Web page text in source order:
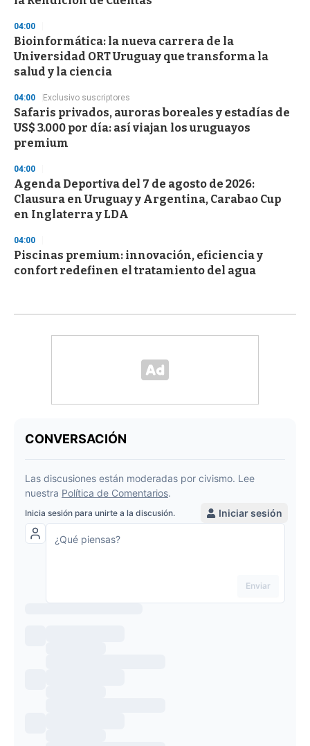
04:00
Bioinformática: la nueva carrera de la
Universidad ORT Uruguay que transforma la
salud y la ciencia
04:00 Exclusivo suscriptores
Safaris privados, auroras boreales y estadías de
US$ 3.000 por día: así viajan los uruguayos
premium
04:00
Agenda Deportiva del 7 de agosto de 2026:
Clausura en Uruguay y Argentina, Carabao Cup
en Inglaterra y LDA
04:00
Piscinas premium: innovación, eficiencia y
confort redefinen el tratamiento del agua